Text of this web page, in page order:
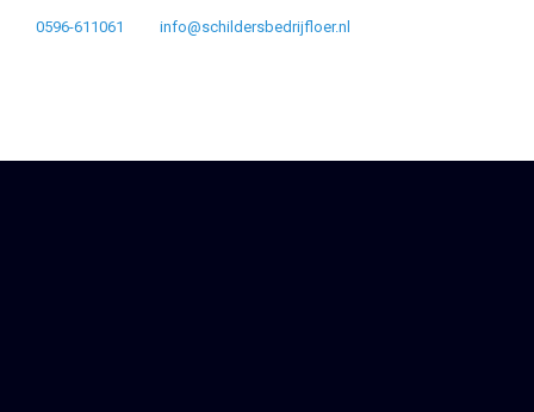
0596-611061 info@schildersbedrijfloer.nl